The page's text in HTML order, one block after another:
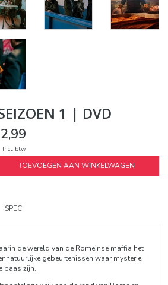
1 | DVD
Incl. btw
TOEVOEGEN AAN WINKELWAGEN
SPEC
de wereld van de Romeinse maffia het
gebeurtenissen waar mysterie,
baas zijn.